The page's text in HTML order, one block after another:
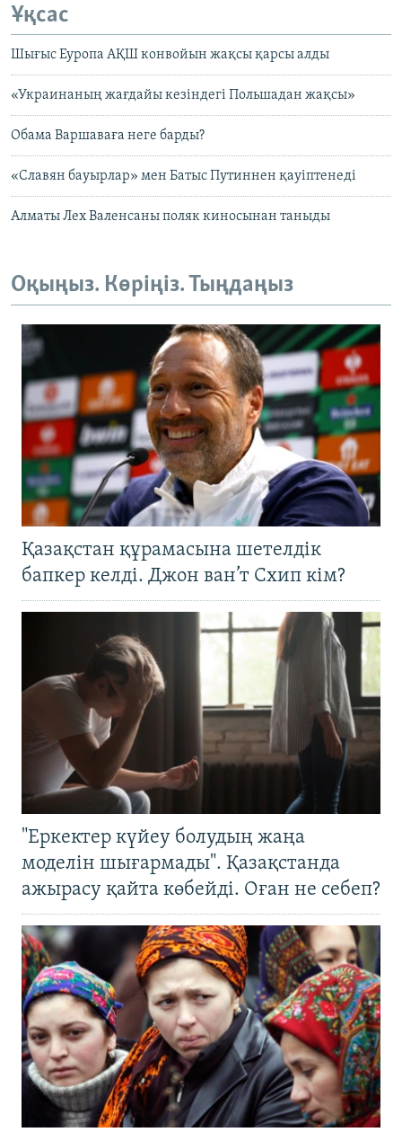
Ұқсас
Шығыс Еуропа АҚШ конвойын жақсы қарсы алды
«Украинаның жағдайы кезіндегі Польшадан жақсы»
Обама Варшаваға неге барды?
«Славян бауырлар» мен Батыс Путиннен қауіптенеді
Алматы Лех Валенсаны поляк киносынан таныды
Оқыңыз. Көріңіз. Тыңдаңыз
Қазақстан құрамасына шетелдік
бапкер келді. Джон ван’т Схип кім?
"Еркектер күйеу болудың жаңа
моделін шығармады". Қазақстанда
ажырасу қайта көбейді. Оған не себеп?